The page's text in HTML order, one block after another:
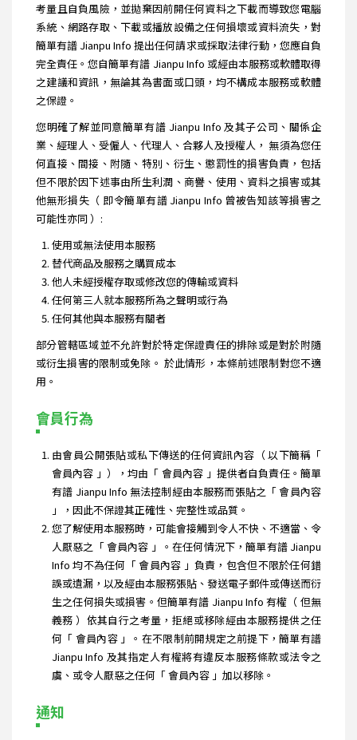
考量且自負風險，並拋棄因前開任何資料之下載而導致您電腦
系統、網路存取、下載或播放設備之任何損壞或資料流失，對
簡單有譜 Jianpu Info 提出任何請求或採取法律行動，您應自負
完全責任。您自簡單有譜 Jianpu Info 或經由本服務或軟體取得
之建議和資訊，無論其為書面或口頭，均不構成本服務或軟體
之保證。
您明確了解並同意簡單有譜 Jianpu Info 及其子公司、關係企
業、經理人、受僱人、代理人、合夥人及授權人， 無須為您任
何直接、間接、附隨、特別、衍生、懲罰性的損害負責，包括
但不限於因下述事由所生利潤、商譽、使用、資料之損害或其
他無形損失（ 即令簡單有譜 Jianpu Info 曾被告知該等損害之
可能性亦同 ）:
使用或無法使用本服務
替代商品及服務之購買成本
他人未經授權存取或修改您的傳輸或資料
任何第三人就本服務所為之聲明或行為
任何其他與本服務有關者
部分管轄區域並不允許對於特定保證責任的排除或是對於附隨
或衍生損害的限制或免除。 於此情形，本條前述限制對您不適
用。
會員行為
由會員公開張貼或私下傳送的任何資訊內容（ 以下簡稱「
會員內容 」），均由「 會員內容 」提供者自負責任。簡單
有譜 Jianpu Info 無法控制經由本服務而張貼之「 會員內容
」，因此不保證其正確性、完整性或品質。
您了解使用本服務時，可能會接觸到令人不快、不適當、令
人厭惡之「 會員內容 」。在任何情況下，簡單有譜 Jianpu
Info 均不為任何「 會員內容 」負責，包含但不限於任何錯
誤或遺漏，以及經由本服務張貼、發送電子郵件或傳送而衍
生之任何損失或損害。但簡單有譜 Jianpu Info 有權（ 但無
義務 ）依其自行之考量，拒絕或移除經由本服務提供之任
何「 會員內容 」。在不限制前開規定之前提下，簡單有譜
Jianpu Info 及其指定人有權將有違反本服務條款或法令之
虞、或令人厭惡之任何「 會員內容 」加以移除。
通知